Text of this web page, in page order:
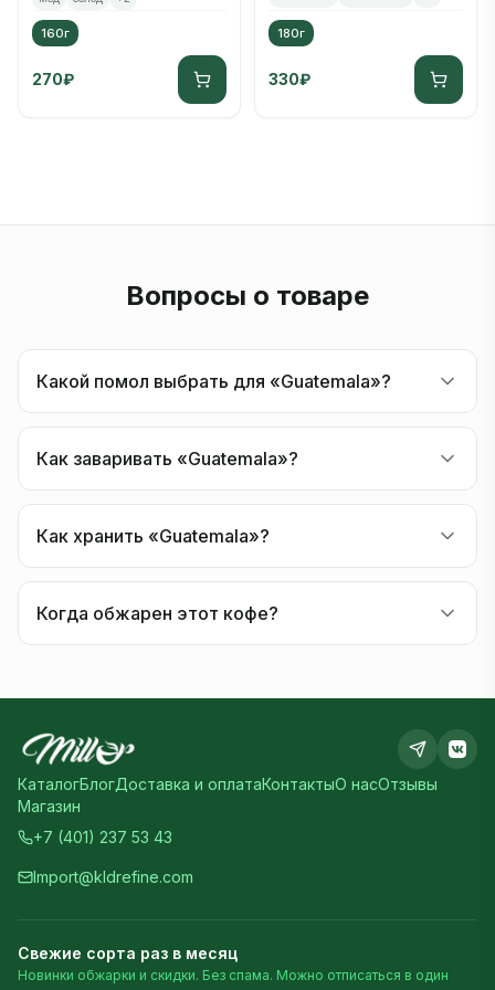
160г
270₽
180г
330₽
Вопросы о товаре
Какой помол выбрать для «Guatemala»?
Как заваривать «Guatemala»?
Как хранить «Guatemala»?
Когда обжарен этот кофе?
КаталогБлогДоставка и оплатаКонтактыО насОтзывы
Магазин
+7 (401) 237 53 43
Import@kldrefine.com
Свежие сорта раз в месяц
Новинки обжарки и скидки. Без спама. Можно отписаться в один